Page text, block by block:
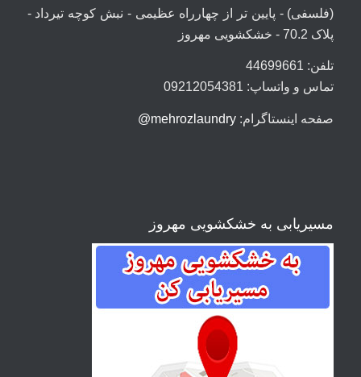
(فلسفی) - پایین تر از چهارراه عظیمی - نبش کوچه تیرداد -
پلاک 70.2 - خشکشویی مهروز
تلفن: 44699661
تماس و واتساپ: 09212054381
صفحه اینستاگرام: mehrozlaundry@
مسیریابی به خشکشویی مهروز